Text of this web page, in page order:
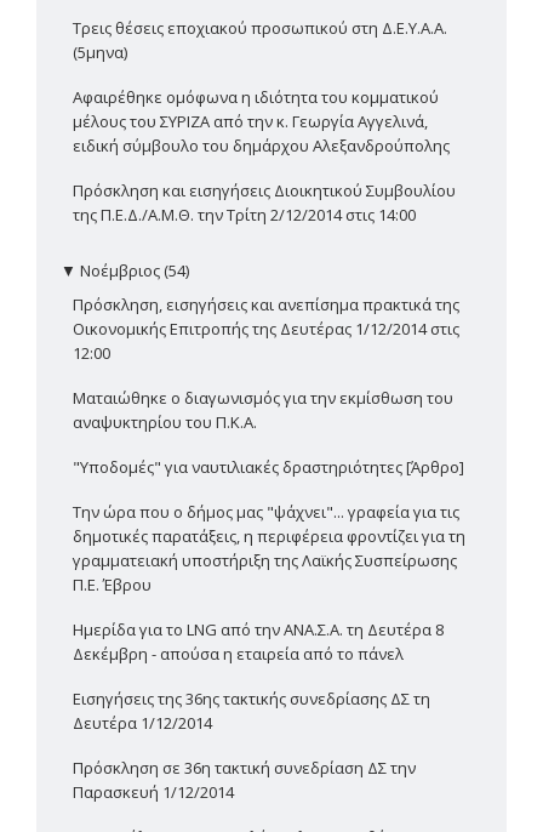
Τρεις θέσεις εποχιακού προσωπικού στη Δ.Ε.Υ.Α.Α.
(5μηνα)
Αφαιρέθηκε ομόφωνα η ιδιότητα του κομματικού
μέλους του ΣΥΡΙΖΑ από την κ. Γεωργία Αγγελινά,
ειδική σύμβουλο του δημάρχου Αλεξανδρούπολης
Πρόσκληση και εισηγήσεις Διοικητικού Συμβουλίου
της Π.Ε.Δ./Α.Μ.Θ. την Τρίτη 2/12/2014 στις 14:00
▼ Νοέμβριος (54)
Πρόσκληση, εισηγήσεις και ανεπίσημα πρακτικά της
Οικονομικής Επιτροπής της Δευτέρας 1/12/2014 στις
12:00
Ματαιώθηκε ο διαγωνισμός για την εκμίσθωση του
αναψυκτηρίου του Π.Κ.Α.
"Υποδομές" για ναυτιλιακές δραστηριότητες [Άρθρο]
Την ώρα που ο δήμος μας "ψάχνει"... γραφεία για τις
δημοτικές παρατάξεις, η περιφέρεια φροντίζει για τη
γραμματειακή υποστήριξη της Λαϊκής Συσπείρωσης
Π.Ε. Έβρου
Ημερίδα για το LNG από την ΑΝΑ.Σ.Α. τη Δευτέρα 8
Δεκέμβρη - απούσα η εταιρεία από το πάνελ
Εισηγήσεις της 36ης τακτικής συνεδρίασης ΔΣ τη
Δευτέρα 1/12/2014
Πρόσκληση σε 36η τακτική συνεδρίαση ΔΣ την
Παρασκευή 1/12/2014